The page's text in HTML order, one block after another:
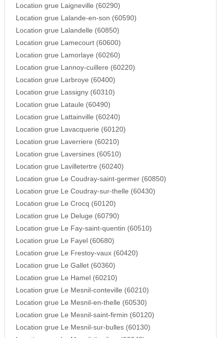
Location grue Laigneville (60290)
Location grue Lalande-en-son (60590)
Location grue Lalandelle (60850)
Location grue Lamecourt (60600)
Location grue Lamorlaye (60260)
Location grue Lannoy-cuillere (60220)
Location grue Larbroye (60400)
Location grue Lassigny (60310)
Location grue Lataule (60490)
Location grue Lattainville (60240)
Location grue Lavacquerie (60120)
Location grue Laverriere (60210)
Location grue Laversines (60510)
Location grue Lavilletertre (60240)
Location grue Le Coudray-saint-germer (60850)
Location grue Le Coudray-sur-thelle (60430)
Location grue Le Crocq (60120)
Location grue Le Deluge (60790)
Location grue Le Fay-saint-quentin (60510)
Location grue Le Fayel (60680)
Location grue Le Frestoy-vaux (60420)
Location grue Le Gallet (60360)
Location grue Le Hamel (60210)
Location grue Le Mesnil-conteville (60210)
Location grue Le Mesnil-en-thelle (60530)
Location grue Le Mesnil-saint-firmin (60120)
Location grue Le Mesnil-sur-bulles (60130)